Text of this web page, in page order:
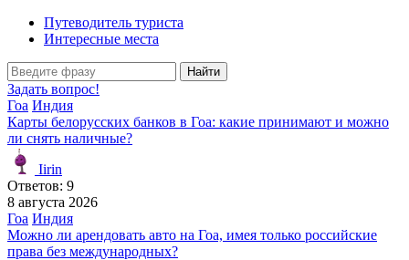
Путеводитель туриста
Интересные места
Найти
Задать вопрос!
Гоа Индия
Карты белорусских банков в Гоа: какие принимают и можно
ли снять наличные?
Iirin
Ответов: 9
8 августа 2026
Гоа Индия
Можно ли арендовать авто на Гоа, имея только российские
права без международных?